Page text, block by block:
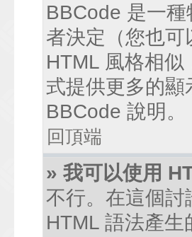
BBCode 是一
者決定（您也
HTML 風格相
式提供更多的
BBCode 說明。
回頂端
» 我可以使用
不行。在這個
HTML 語法產